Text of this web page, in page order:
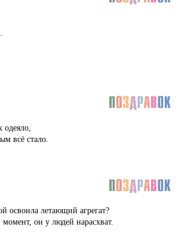
всё стало.
освоила летающий агрегат?
он у людей нарасхват.